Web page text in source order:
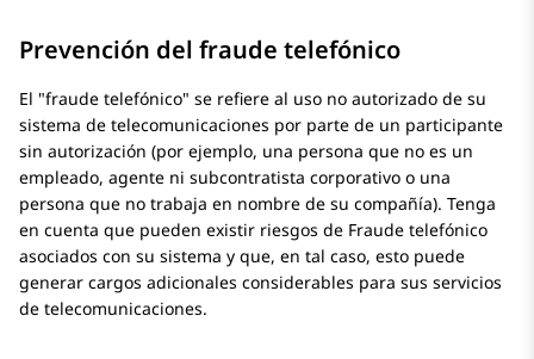
Prevención del fraude telefónico
El fraude telefónico se refiere al uso no autorizado de su
sistema de telecomunicaciones por parte de un participante
sin autorización (por ejemplo, una persona que no es un
empleado, agente ni subcontratista corporativo o una
persona que no trabaja en nombre de su compañía). Tenga
en cuenta que pueden existir riesgos de Fraude telefónico
asociados con su sistema y que, en tal caso, esto puede
generar cargos adicionales considerables para sus servicios
de telecomunicaciones.